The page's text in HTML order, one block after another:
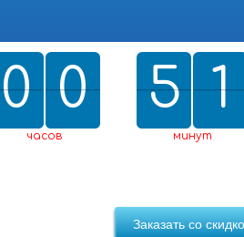
0
0 0
0
часов
5
5 2
1
1
2
минут
Заказать со